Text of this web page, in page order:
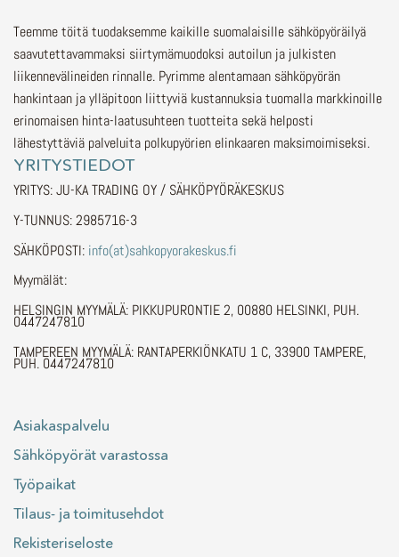
Teemme töitä tuodaksemme kaikille suomalaisille sähköpyöräilyä
saavutettavammaksi siirtymämuodoksi autoilun ja julkisten
liikennevälineiden rinnalle. Pyrimme alentamaan sähköpyörän
hankintaan ja ylläpitoon liittyviä kustannuksia tuomalla markkinoille
erinomaisen hinta-laatusuhteen tuotteita sekä helposti
lähestyttäviä palveluita polkupyörien elinkaaren maksimoimiseksi.
YRITYSTIEDOT
YRITYS: JU-KA TRADING OY / SÄHKÖPYÖRÄKESKUS
Y-TUNNUS: 2985716-3
SÄHKÖPOSTI: info(at)sahkopyorakeskus.fi
Myymälät:
HELSINGIN MYYMÄLÄ: PIKKUPURONTIE 2, 00880 HELSINKI, PUH.
0447247810
TAMPEREEN MYYMÄLÄ: RANTAPERKIÖNKATU 1 C, 33900 TAMPERE,
PUH. 0447247810
Asiakaspalvelu
Sähköpyörät varastossa
Työpaikat
Tilaus- ja toimitusehdot
Rekisteriseloste